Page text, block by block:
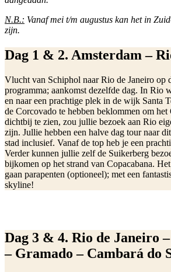
N.B.: Vanaf mei t/m augustus kan het in
zijn.
Dag 1 & 2. Amsterdam –
Vlucht van Schiphol naar Rio de Janeiro op
programma; aankomst dezelfde dag. In Rio
en naar een prachtige plek in de wijk Santa
de Corcovado te hebben beklommen om het
dichtbij te zien, zou jullie bezoek aan Rio
zijn. Jullie hebben een halve dag tour naar
stad inclusief. Vanaf de top heb je een
Verder kunnen jullie zelf de Suikerberg
bijkomen op het strand van Copacabana.
gaan parapenten (optioneel); met een
skyline!
Dag 3 & 4. Rio de Janeiro
– Gramado – Cambará do